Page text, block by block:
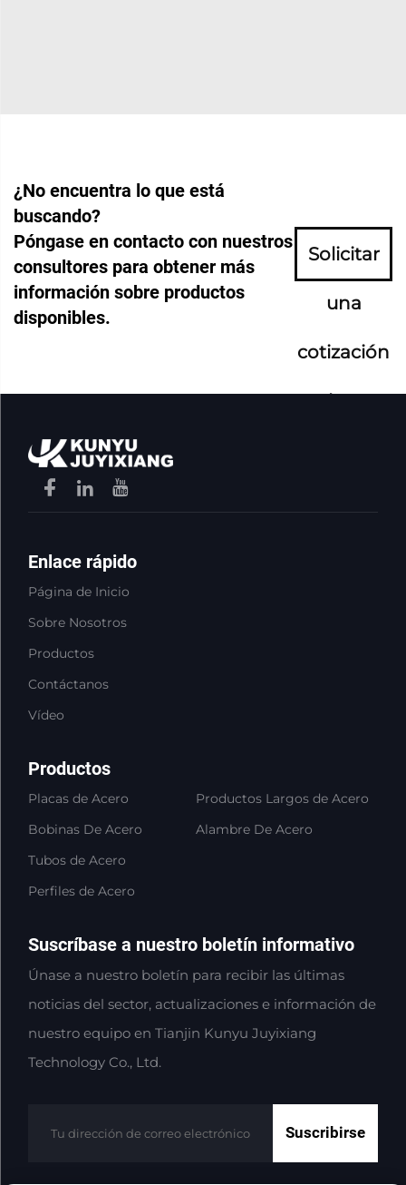
¿No encuentra lo que está
buscando?
Póngase en contacto con nuestros
consultores para obtener más
información sobre productos
disponibles.
Solicitar
una
cotización
ahora
Enlace rápido
Página de Inicio
Sobre Nosotros
Productos
Contáctanos
Vídeo
Productos
Placas de Acero
Bobinas De Acero
Tubos de Acero
Perfiles de Acero
Productos Largos de Acero
Alambre De Acero
Suscríbase a nuestro boletín informativo
Únase a nuestro boletín para recibir las últimas
noticias del sector, actualizaciones e información de
nuestro equipo en Tianjin Kunyu Juyixiang
Technology Co., Ltd.
Suscribirse